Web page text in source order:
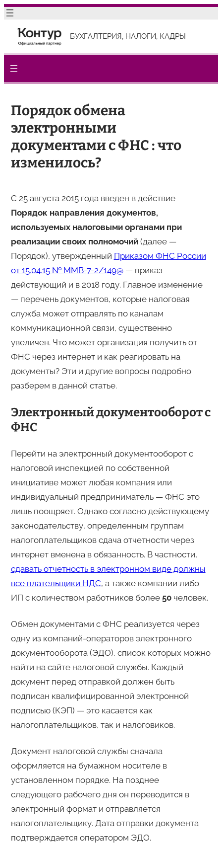
Перейти
содержимому
БУХГАЛТЕРИЯ, НАЛОГИ, КАДРЫ
Порядок обмена
электронными
документами с ФНС : что
изменилось?
С 25 августа 2015 года введен в действие
Порядок направления документов,
используемых налоговыми органами при
реализации своих полномочий(далее —
Порядок), утвержденный Приказом ФНС России
от 15.04.15 № ММВ-7-2/149@— приказ
действующий и в 2018 году. Главное изменение
— перечень документов, которые налоговая
служба может отправлять по каналам
коммуникационной связи, существенно
увеличен. Что может организация получить от
ФНС через интернет и как реагировать на
документы? Эти и другие вопросы подробно
разберем в данной статье.
Электронный документооборот с
ФНС
Перейти на электронный документооборот с
налоговой инспекцией по собственной
инициативе может любая компания или
индивидуальный предприниматель — ФНС это
лишь поощряет. Однако согласно действующему
законодательству, определенным группам
налогоплательщиков сдача отчетности через
интернет вменена в обязанность. В частности,
сдавать отчетность в электронном виде должны
все плательщики НДС, а также компании либо
ИП с количеством работников более 50человек.
Обмен документами с ФНС реализуется через
одну из компаний-операторов электронного
документооборота (ЭДО), список которых можно
найти на сайте налоговой службы. Каждый
документ перед отправкой должен быть
подписан квалифицированной электронной
подписью (КЭП) — это касается как
налогоплательщиков, так и налоговиков.
Документ налоговой службы сначала
оформляется на бумажном носителе в
установленном порядке. На позднее
следующего рабочего дня он переводится в
электронный формат и отправляется
налогоплательщику. Дата отправки документа
подтверждается оператором ЭДО.